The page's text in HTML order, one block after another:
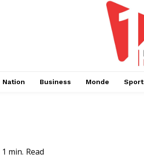
Nation Business Monde Sport
min. Read